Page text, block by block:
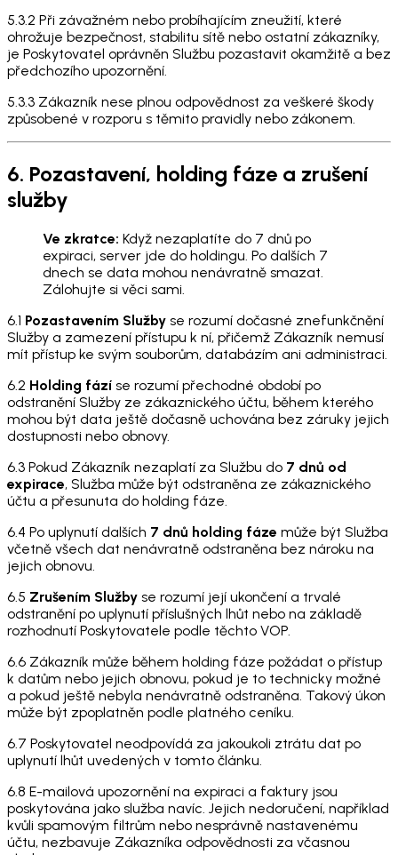
5.3.2 Při závažném nebo probíhajícím zneužití, které
ohrožuje bezpečnost, stabilitu sítě nebo ostatní zákazníky,
je Poskytovatel oprávněn Službu pozastavit okamžitě a bez
předchozího upozornění.
5.3.3 Zákazník nese plnou odpovědnost za veškeré škody
způsobené v rozporu s těmito pravidly nebo zákonem.
6. Pozastavení, holding fáze a zrušení
služby
Ve zkratce: Když nezaplatíte do 7 dnů po
expiraci, server jde do holdingu. Po dalších 7
dnech se data mohou nenávratně smazat.
Zálohujte si věci sami.
6.1 Pozastavením Služby se rozumí dočasné znefunkčnění
Služby a zamezení přístupu k ní, přičemž Zákazník nemusí
mít přístup ke svým souborům, databázím ani administraci.
6.2 Holding fází se rozumí přechodné období po
odstranění Služby ze zákaznického účtu, během kterého
mohou být data ještě dočasně uchována bez záruky jejich
dostupnosti nebo obnovy.
6.3 Pokud Zákazník nezaplatí za Službu do 7 dnů od
expirace, Služba může být odstraněna ze zákaznického
účtu a přesunuta do holding fáze.
6.4 Po uplynutí dalších 7 dnů holding fáze může být Služba
včetně všech dat nenávratně odstraněna bez nároku na
jejich obnovu.
6.5 Zrušením Služby se rozumí její ukončení a trvalé
odstranění po uplynutí příslušných lhůt nebo na základě
rozhodnutí Poskytovatele podle těchto VOP.
6.6 Zákazník může během holding fáze požádat o přístup
k datům nebo jejich obnovu, pokud je to technicky možné
a pokud ještě nebyla nenávratně odstraněna. Takový úkon
může být zpoplatněn podle platného ceníku.
6.7 Poskytovatel neodpovídá za jakoukoli ztrátu dat po
uplynutí lhůt uvedených v tomto článku.
6.8 E-mailová upozornění na expiraci a faktury jsou
poskytována jako služba navíc. Jejich nedoručení, například
kvůli spamovým filtrům nebo nesprávně nastavenému
účtu, nezbavuje Zákazníka odpovědnosti za včasnou